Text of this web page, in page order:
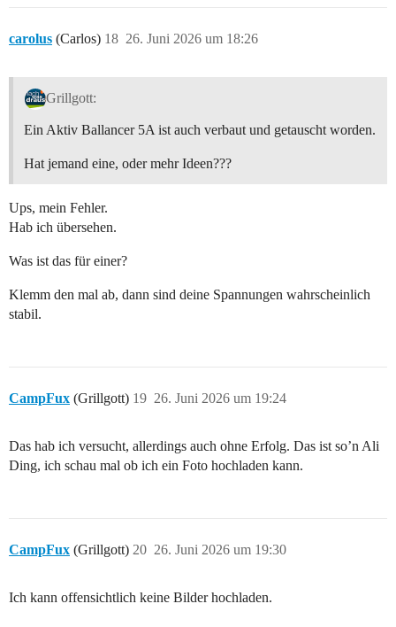
carolus (Carlos) 26. Juni 2026 um 18:26
18
Grillgott:
Ein Aktiv Ballancer 5A ist auch verbaut und getauscht worden.
Hat jemand eine, oder mehr Ideen???
Ups, mein Fehler.
Hab ich übersehen.
Was ist das für einer?
Klemm den mal ab, dann sind deine Spannungen wahrscheinlich
stabil.
CampFux (Grillgott) 26. Juni 2026 um 19:24
19
Das hab ich versucht, allerdings auch ohne Erfolg. Das ist so’n Ali
Ding, ich schau mal ob ich ein Foto hochladen kann.
CampFux (Grillgott) 26. Juni 2026 um 19:30
20
Ich kann offensichtlich keine Bilder hochladen.